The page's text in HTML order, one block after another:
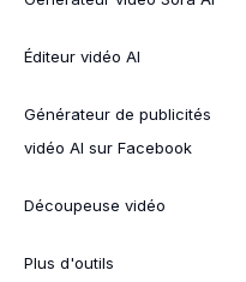
Éditeur vidéo AI
Générateur de publicités
vidéo AI sur Facebook
Découpeuse vidéo
Plus d'outils